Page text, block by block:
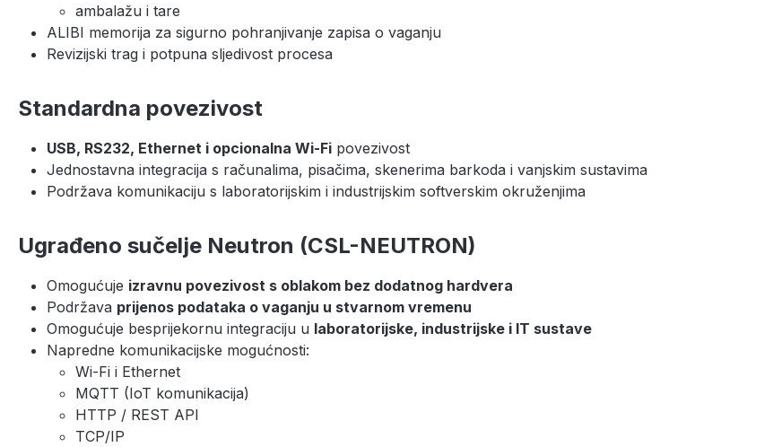
ambalažu i tare
ALIBI memorija za sigurno pohranjivanje zapisa o vaganju
Revizijski trag i potpuna sljedivost procesa
Standardna povezivost
USB, RS232, Ethernet i opcionalna Wi-Fi povezivost
Jednostavna integracija s računalima, pisačima, skenerima barkoda i vanjskim sustavima
Podržava komunikaciju s laboratorijskim i industrijskim softverskim okruženjima
Ugrađeno sučelje Neutron (CSL-NEUTRON)
Omogućuje izravnu povezivost s oblakom bez dodatnog hardvera
Podržava prijenos podataka o vaganju u stvarnom vremenu
Omogućuje besprijekornu integraciju u laboratorijske, industrijske i IT sustave
Napredne komunikacijske mogućnosti:
Wi-Fi i Ethernet
MQTT (IoT komunikacija)
HTTP / REST API
TCP/IP